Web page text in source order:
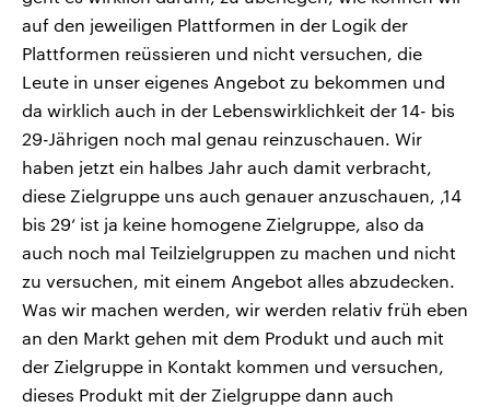
auf den jeweiligen Plattformen in der Logik der
Plattformen reüssieren und nicht versuchen, die
Leute in unser eigenes Angebot zu bekommen und
da wirklich auch in der Lebenswirklichkeit der 14- bis
29-Jährigen noch mal genau reinzuschauen. Wir
haben jetzt ein halbes Jahr auch damit verbracht,
diese Zielgruppe uns auch genauer anzuschauen, ‚14
bis 29‘ ist ja keine homogene Zielgruppe, also da
auch noch mal Teilzielgruppen zu machen und nicht
zu versuchen, mit einem Angebot alles abzudecken.
Was wir machen werden, wir werden relativ früh eben
an den Markt gehen mit dem Produkt und auch mit
der Zielgruppe in Kontakt kommen und versuchen,
dieses Produkt mit der Zielgruppe dann auch